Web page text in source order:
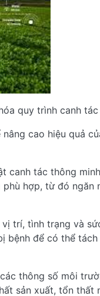
quy trình canh tác
cao hiệu quả
canh tác thông
hợp, từ đó ngăn
trí, tình trạng và
bệnh để có thể tách
thông số môi
sản xuất, tổn thất